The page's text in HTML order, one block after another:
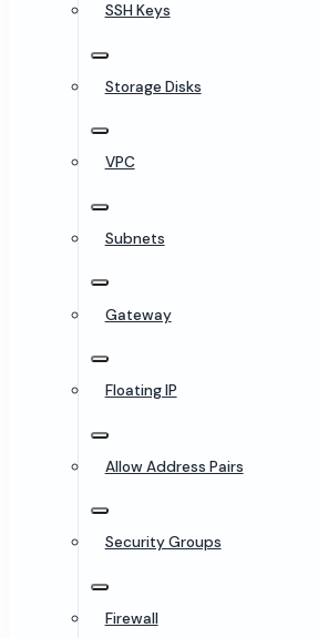
SSH Keys
Storage Disks
VPC
Subnets
Gateway
Floating IP
Allow Address Pairs
Security Groups
Firewall